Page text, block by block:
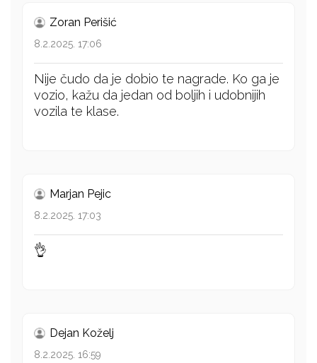
Zoran Perišić
8.2.2025. 17:06
Nije čudo da je dobio te nagrade. Ko ga je
vozio, kažu da jedan od boljih i udobnijih
vozila te klase.
Marjan Pejic
8.2.2025. 17:03
👌
Dejan Koželj
8.2.2025. 16:59